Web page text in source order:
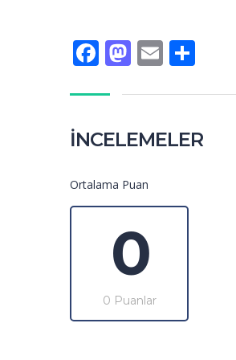
Facebook
Mastodon
Email
İNCELEMELER
Ortalama Puan
0
0 Puanlar